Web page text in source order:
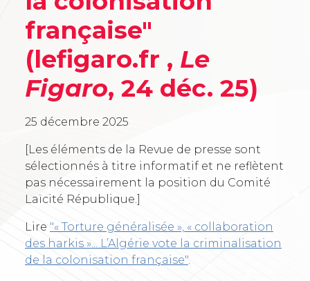
française"
(lefigaro.fr , Le
Figaro, 24 déc. 25)
25 décembre 2025
[Les éléments de la Revue de presse sont
sélectionnés à titre informatif et ne reflètent
pas nécessairement la position du Comité
Laïcité République.]
Lire "« Torture généralisée », « collaboration
des harkis »... L’Algérie vote la criminalisation
de la colonisation française"